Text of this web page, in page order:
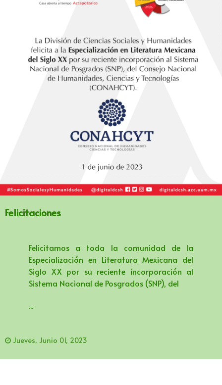
Felicitaciones
Felicitamos a toda la comunidad de la
Especialización en Literatura Mexicana del
Siglo XX por su reciente incorporación al
Sistema Nacional de Posgrados (SNP), del
...
Jueves, Junio 01, 2023